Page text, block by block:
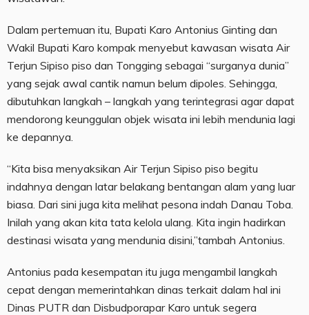
Dalam pertemuan itu, Bupati Karo Antonius Ginting dan
Wakil Bupati Karo kompak menyebut kawasan wisata Air
Terjun Sipiso piso dan Tongging sebagai “surganya dunia”
yang sejak awal cantik namun belum dipoles. Sehingga,
dibutuhkan langkah – langkah yang terintegrasi agar dapat
mendorong keunggulan objek wisata ini lebih mendunia lagi
ke depannya.
“Kita bisa menyaksikan Air Terjun Sipiso piso begitu
indahnya dengan latar belakang bentangan alam yang luar
biasa. Dari sini juga kita melihat pesona indah Danau Toba.
Inilah yang akan kita tata kelola ulang. Kita ingin hadirkan
destinasi wisata yang mendunia disini,”tambah Antonius.
Antonius pada kesempatan itu juga mengambil langkah
cepat dengan memerintahkan dinas terkait dalam hal ini
Dinas PUTR dan Disbudporapar Karo untuk segera